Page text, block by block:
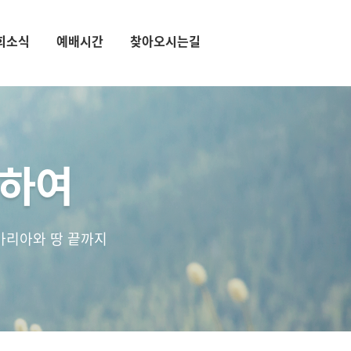
소식 예배시간 찾아오시는길
여
아와 땅 끝까지